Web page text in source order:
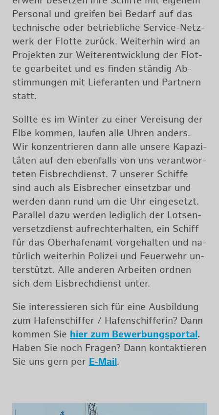
Per­so­nal und grei­fen bei Be­darf auf das
tech­ni­sche oder be­trieb­li­che Ser­vice-Netz­
werk der Flot­te zu­rück. Wei­ter­hin wird an
Pro­jek­ten zur Wei­ter­ent­wick­lung der Flot­
te ge­ar­bei­tet und es fin­den stän­dig Ab­
stim­mun­gen mit Lie­fe­ran­ten und Part­nern
statt.
Soll­te es im Win­ter zu einer Ver­ei­sung der
Elbe kom­men, lau­fen alle Uhren an­ders.
Wir kon­zen­trie­ren dann alle un­se­re Ka­pa­zi­
tä­ten auf den eben­falls von uns ver­ant­wor­
te­ten Eis­brech­dienst. 7 un­se­rer Schif­fe
sind auch als Eis­bre­cher ein­setz­bar und
wer­den dann rund um die Uhr ein­ge­setzt.
Par­al­lel dazu wer­den le­dig­lich der Lot­sen­
ver­setz­dienst auf­recht­er­hal­ten, ein Schiff
für das Ober­ha­fen­amt vor­ge­hal­ten und na­
tür­lich wei­ter­hin Po­li­zei und Feu­er­wehr un­
ter­stützt. Alle an­de­ren Ar­bei­ten ord­nen
sich dem Eis­brech­dienst unter.
Sie in­ter­es­sie­ren sich für eine Aus­bil­dung
zum Ha­fen­schif­fer / Ha­fen­schif­fe­rin? Dann
kom­men Sie hier zum Be­wer­bungspor­tal.
Haben Sie noch Fra­gen? Dann kon­tak­tie­ren
Sie uns gern per E-Mail.